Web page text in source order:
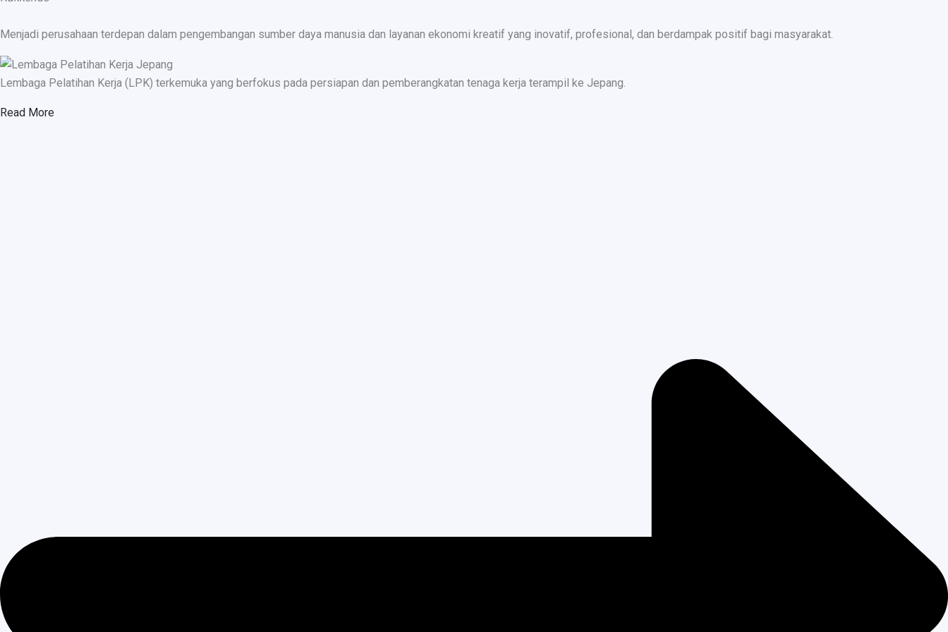
Menjadi perusahaan terdepan dalam pengembangan sumber daya manusia dan layanan ekonomi kreatif yang inovatif, profesional, dan berdampak positif bagi masyarakat.
Lembaga Pelatihan Kerja (LPK) terkemuka yang berfokus pada persiapan dan pemberangkatan tenaga kerja terampil ke Jepang.
Read More